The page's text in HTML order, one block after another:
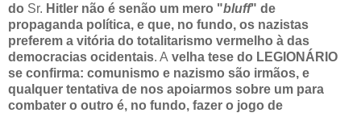
do Sr. Hitler não é senão um mero "bluff" de
propaganda política, e que, no fundo, os nazistas
preferem a vitória do totalitarismo vermelho à das
democracias ocidentais. A velha tese do LEGIONÁRIO
se confirma: comunismo e nazismo são irmãos, e
qualquer tentativa de nos apoiarmos sobre um para
combater o outro é, no fundo, fazer o jogo de